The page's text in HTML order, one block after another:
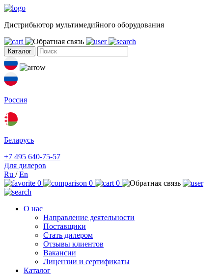
Дистрибьютор мультимедийного оборудования
Каталог
Россия
Беларусь
+7 495 640-75-57
Для дилеров
Ru /En
0
0 0
О нас
Направление деятельности
Поставщики
Стать дилером
Отзывы клиентов
Вакансии
Лицензии и сертификаты
Каталог